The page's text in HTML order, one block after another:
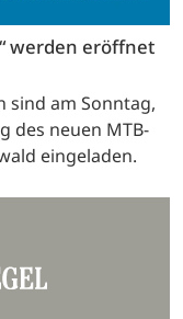
werden eröffnet
sind am Sonntag,
des neuen MTB-
eingeladen.